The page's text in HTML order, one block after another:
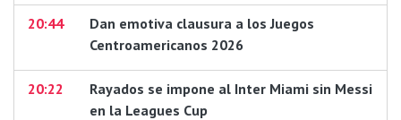
20:44
Dan emotiva clausura a los Juegos
Centroamericanos 2026
20:22
Rayados se impone al Inter Miami sin Messi
en la Leagues Cup